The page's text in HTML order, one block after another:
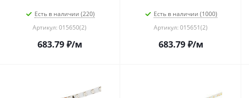
Есть в наличии (220)
Артикул: 015650(2)
683.79₽/м
Есть в наличии (1000)
Артикул: 015651(2)
683.79₽/м